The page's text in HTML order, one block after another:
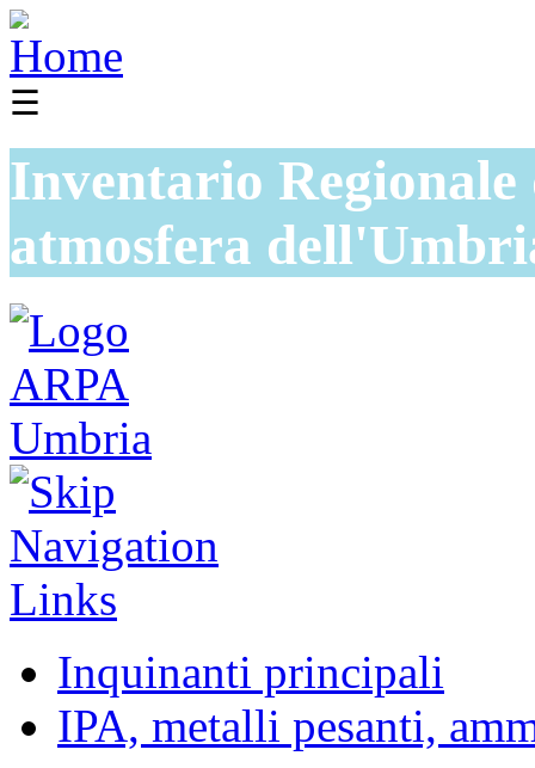
☰
Inventario
atmosfera
Inquinanti principali
IPA, metalli pesanti,